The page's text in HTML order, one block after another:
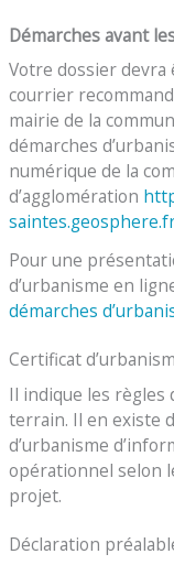
Démarches avant
Votre dossier
courrier
mairie de la
démarches
numérique de la
d’agglomération
Pour une
d’urbanisme en
démarches
Certificat
Il indique les règles
terrain. Il en existe
d’urbanisme
opérationnel selon
projet.
Déclaration